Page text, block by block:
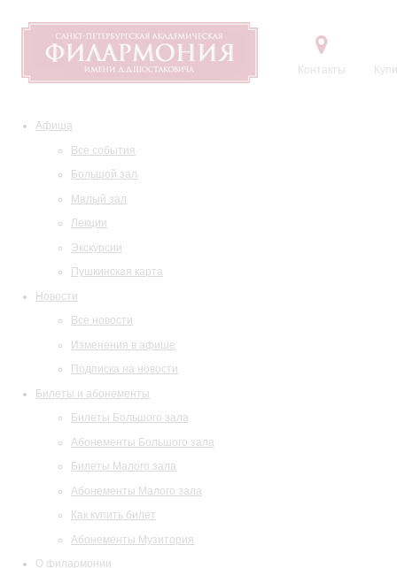
Контакты
Афиша
Все события
Большой зал
Малый зал
Лекции
Экскурсии
Пушкинская карта
Новости
Все новости
Изменения в афише
Подписка на новости
Билеты и абонементы
Билеты Большого зала
Абонементы Большого зала
Билеты Малого зала
Абонементы Малого зала
Как купить билет
Абонементы Музитория
О филармонии